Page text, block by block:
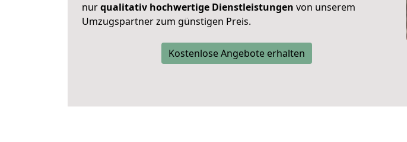
nurqualitativ hochwertige Dienstleistungen von unserem
Umzugspartner zum günstigen Preis.
Kostenlose Angebote erhalten